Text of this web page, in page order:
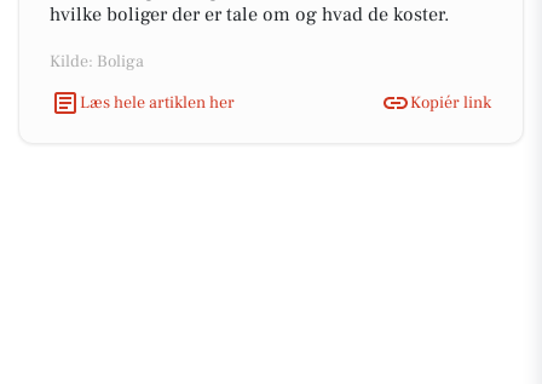
hvilke boliger der er tale om og hvad de koster.
Kilde: Boliga
Læs hele artiklen her
Kopiér link